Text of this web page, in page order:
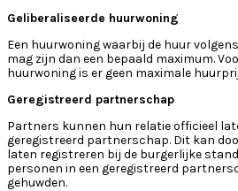
Geliberaliseerde huurwoning
Een huurwoning waarbij de huur
mag zijn dan een bepaald maximum.
huurwoning is er geen maximale
Geregistreerd partnerschap
Partners kunnen hun relatie officieel
geregistreerd partnerschap. Dit kan
laten registreren bij de burgerlijke
personen in een geregistreerd
gehuwden.